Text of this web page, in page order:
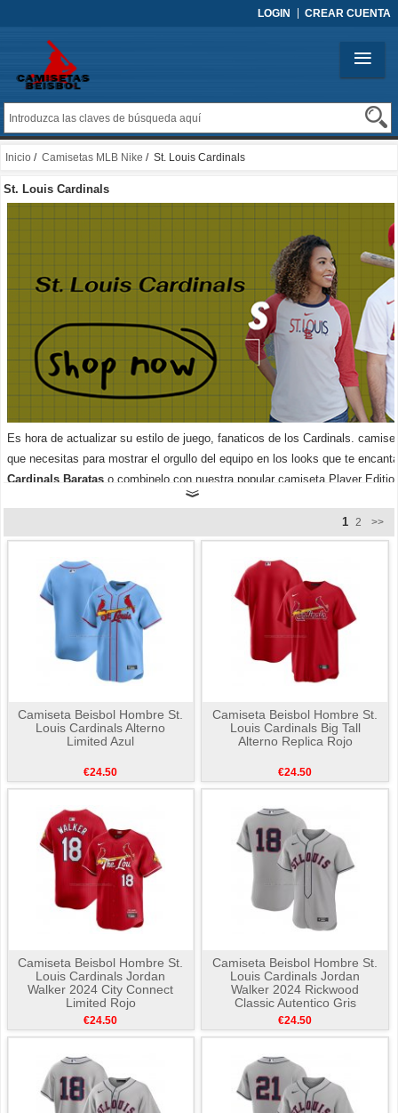
LOGIN CREAR CUENTA
Inicio / Camisetas MLB Nike / St. Louis Cardinals
St. Louis Cardinals
Es hora de actualizar su estilo de juego, fanaticos de los Cardinals.
que necesitas para mostrar el orgullo del equipo en los looks que te
Cardinals Baratas o combinelo con nuestra popular camiseta Player
1 2 >>
Camiseta Beisbol Hombre St.
Louis Cardinals Alterno
Limited Azul
€24.50
Camiseta Beisbol Hombre St.
Louis Cardinals Big Tall
Alterno Replica Rojo
€24.50
Camiseta Beisbol Hombre St.
Louis Cardinals Jordan
Walker 2024 City Connect
Limited Rojo
€24.50
Camiseta Beisbol Hombre St.
Louis Cardinals Jordan
Walker 2024 Rickwood
Classic Autentico Gris
€24.50